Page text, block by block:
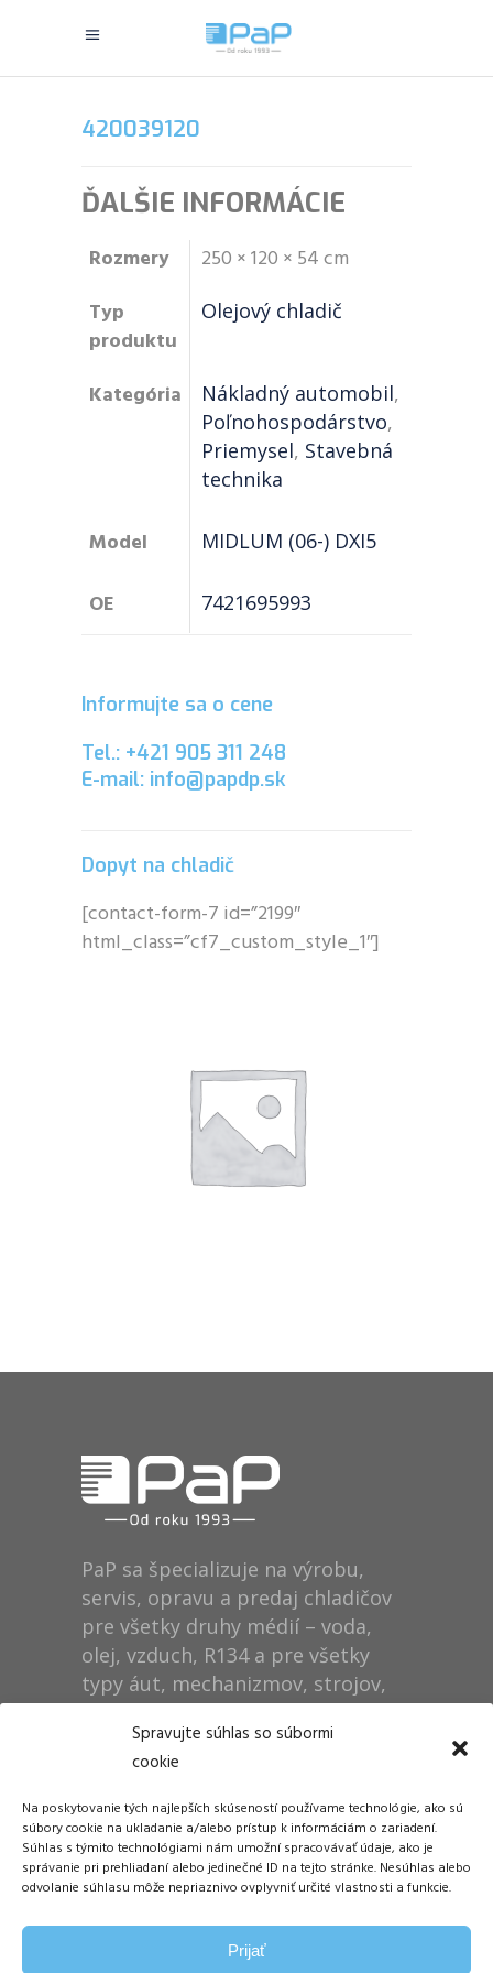
Spravujte súhlas so súbormi
cookie
Na poskytovanie tých najlepších skúseností používame technológie, ako sú
súbory cookie na ukladanie a/alebo prístup k informáciám o zariadení.
Súhlas s týmito technológiami nám umožní spracovávať údaje, ako je
správanie pri prehliadaní alebo jedinečné ID na tejto stránke. Nesúhlas alebo
odvolanie súhlasu môže nepriaznivo ovplyvniť určité vlastnosti a funkcie.
Prijať
420039120
ĎALŠIE INFORMÁCIE
Rozmery
250 × 120 × 54 cm
Typ
produktu
Olejový chladič
Kategória Nákladný automobil,
Poľnohospodárstvo,
Priemysel, Stavebná
technika
Model MIDLUM (06-) DXI5
OE 7421695993
Informujte sa o cene
Tel.: +421 905 311 248
E-mail: info@papdp.sk
Dopyt na chladič
[contact-form-7 id=”2199″
html_class=”cf7_custom_style_1″]
PaP sa špecializuje na výrobu,
servis, opravu a predaj chladičov
pre všetky druhy médií – voda,
olej, vzduch, R134 a pre všetky
typy áut, mechanizmov, strojov,
technológií, rušňov…
Dušan Pytel P a P
ŠM Stráže
058 01 Poprad
Tel.: +421 905 311 248
info@papdp.sk